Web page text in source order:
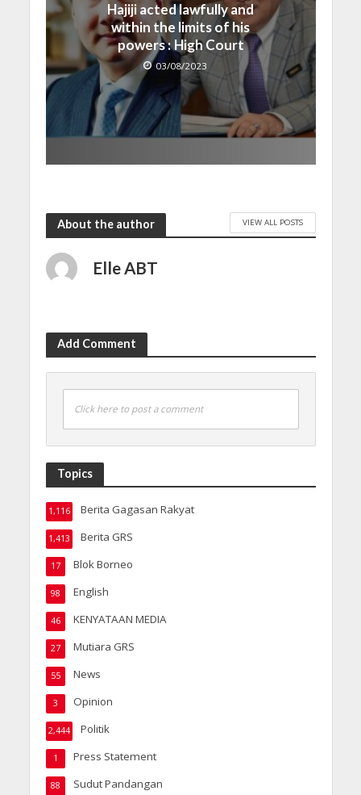
Hajiji acted lawfully and
within the limits of his
powers : High Court
03/08/2023
About the author VIEW ALL POSTS
Elle ABT
Add Comment
Click here to post a comment
Topics
Berita Gagasan Rakyat
1,116
Berita GRS
1,413
Blok Borneo
17
English
98
KENYATAAN MEDIA
46
Mutiara GRS
27
News
55
Opinion
3
Politik
2,444
Press Statement
1
Sudut Pandangan
88